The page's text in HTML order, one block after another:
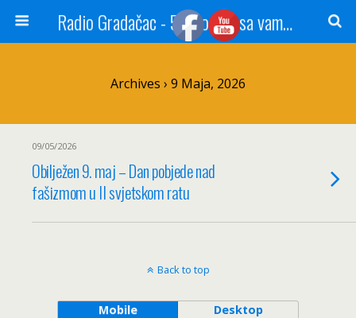
Radio Gradačac - 56 godina sa vama...
Archives › 9 Maja, 2026
09/05/2026
Obilježen 9. maj – Dan pobjede nad
fašizmom u II svjetskom ratu
Back to top
Mobile Desktop